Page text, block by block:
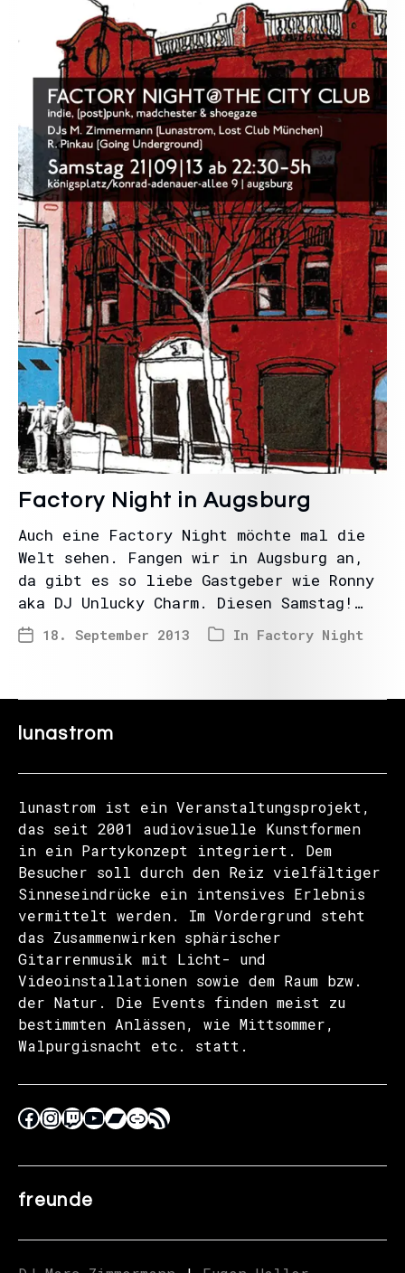
Factory Night in Augsburg
Auch eine Factory Night möchte mal die
Welt sehen. Fangen wir in Augsburg an,
da gibt es so liebe Gastgeber wie Ronny
aka DJ Unlucky Charm. Diesen Samstag!…
18. September 2013 In Factory Night
lunastrom
lunastrom ist ein Veranstaltungsprojekt,
das seit 2001 audiovisuelle Kunstformen
in ein Partykonzept integriert. Dem
Besucher soll durch den Reiz vielfältiger
Sinneseindrücke ein intensives Erlebnis
vermittelt werden. Im Vordergrund steht
das Zusammenwirken sphärischer
Gitarrenmusik mit Licht- und
Videoinstallationen sowie dem Raum bzw.
der Natur. Die Events finden meist zu
bestimmten Anlässen, wie Mittsommer,
Walpurgisnacht etc. statt.
freunde